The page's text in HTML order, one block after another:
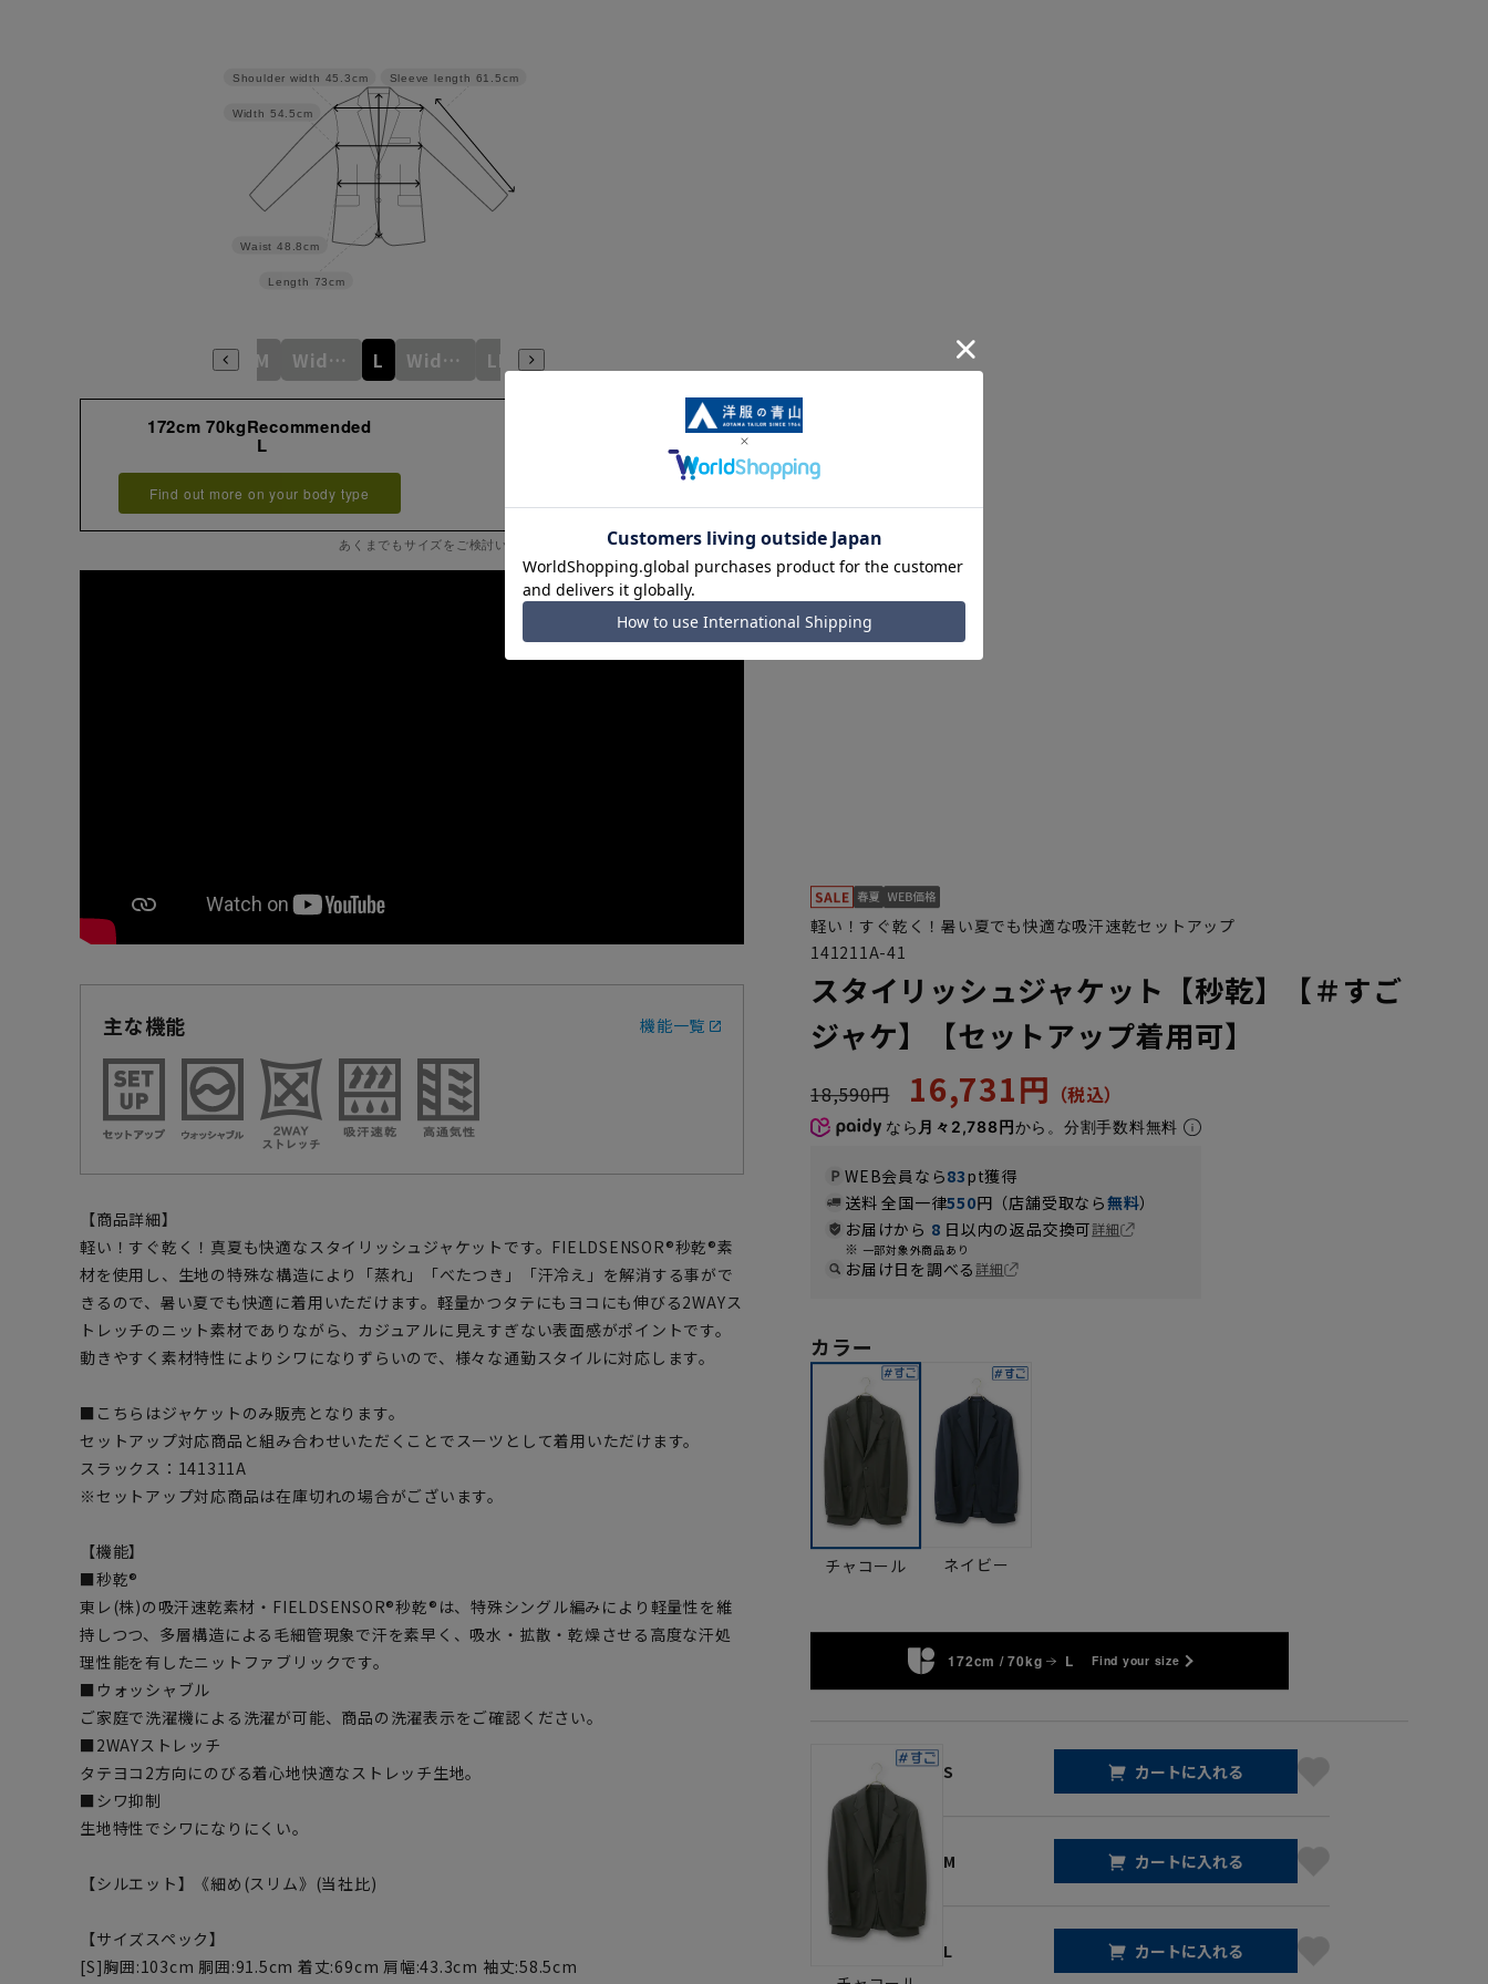
Sleeve length 61.5cm
Length 73cm
Waist 48.8cm
Width 54.5cm
Shoulder width 45.3cm
WideS M WideM L WideL LL
172cm 70kgRecommended
L
Find out more on your body type
あくまでもサイズをご検討いただく際の目安となります。
主な機能 機能一覧
【商品詳細】
軽い！すぐ乾く！真夏も快適なスタイリッシュジャケットです。FIELDSENSOR®秒乾®素
材を使用し、生地の特殊な構造により「蒸れ」「べたつき」「汗冷え」を解消する事がで
きるので、暑い夏でも快適に着用いただけます。軽量かつタテにもヨコにも伸びる2WAYス
トレッチのニット素材でありながら、カジュアルに見えすぎない表面感がポイントです。
動きやすく素材特性によりシワになりずらいので、様々な通勤スタイルに対応します。
■こちらはジャケットのみ販売となります。
セットアップ対応商品と組み合わせいただくことでスーツとして着用いただけます。
スラックス：141311A
※セットアップ対応商品は在庫切れの場合がございます。
【機能】
■秒乾®
東レ(株)の吸汗速乾素材・FIELDSENSOR®秒乾®は、特殊シングル編みにより軽量性を維
持しつつ、多層構造による毛細管現象で汗を素早く、吸水・拡散・乾燥させる高度な汗処
理性能を有したニットファブリックです。
■ウォッシャブル
ご家庭で洗濯機による洗濯が可能、商品の洗濯表示をご確認ください。
■2WAYストレッチ
タテヨコ2方向にのびる着心地快適なストレッチ生地。
■シワ抑制
生地特性でシワになりにくい。
【シルエット】《細め(スリム》(当社比)
【サイズスペック】
[S]胸囲:103cm 胴囲:91.5cm 着丈:69cm 肩幅:43.3cm 袖丈:58.5cm
軽い！すぐ乾く！暑い夏でも快適な吸汗速乾セットアップ
141211A-41
スタイリッシュジャケット【秒乾】【＃すご
ジャケ】【セットアップ着用可】
18,590円 16,731円
なら 月々2,788円から。分割手数料無料
WEB会員なら83pt獲得
送料 全国一律550円（店舗受取なら無料）
お届けから 8 日以内の返品交換可詳細
一部対象外商品あり
お届け日を調べる詳細
カラー
チャコール ネイビー
172cm / 70kg L Find your size
S カートに入れる
M カートに入れる
L カートに入れる